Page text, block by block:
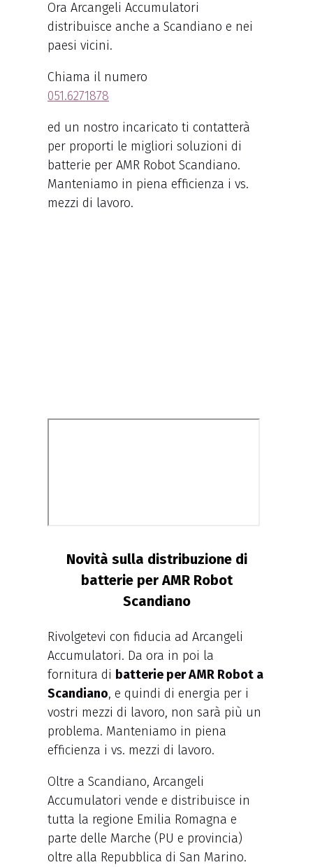
Ora Arcangeli Accumulatori
distribuisce anche a Scandiano e nei
paesi vicini.
Chiama il numero
051.6271878
ed un nostro incaricato ti contatterà
per proporti le migliori soluzioni di
batterie per AMR Robot Scandiano.
Manteniamo in piena efficienza i vs.
mezzi di lavoro.
Novità sulla distribuzione di
batterie per AMR Robot
Scandiano
Rivolgetevi con fiducia ad Arcangeli
Accumulatori. Da ora in poi la
fornitura di batterie per AMR Robot a
Scandiano, e quindi di energia per i
vostri mezzi di lavoro, non sarà più un
problema. Manteniamo in piena
efficienza i vs. mezzi di lavoro.
Oltre a Scandiano, Arcangeli
Accumulatori vende e distribuisce in
tutta la regione Emilia Romagna e
parte delle Marche (PU e provincia)
oltre alla Repubblica di San Marino.